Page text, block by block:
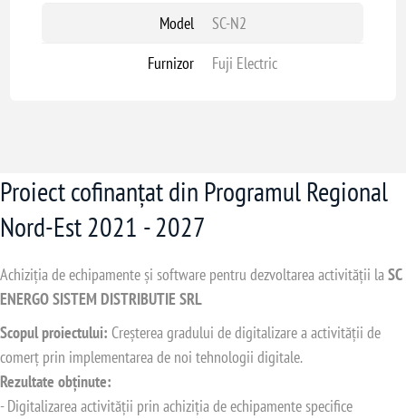
Model
SC-N2
Furnizor
Fuji Electric
Proiect cofinanțat din Programul Regional
Nord-Est 2021 - 2027
Achiziția de echipamente și software pentru dezvoltarea activității laSC
ENERGO SISTEM DISTRIBUTIE SRL
Scopul proiectului: Creșterea gradului de digitalizare a activității de
comerț prin implementarea de noi tehnologii digitale.
Rezultate obținute:
- Digitalizarea activității prin achiziția de echipamente specifice